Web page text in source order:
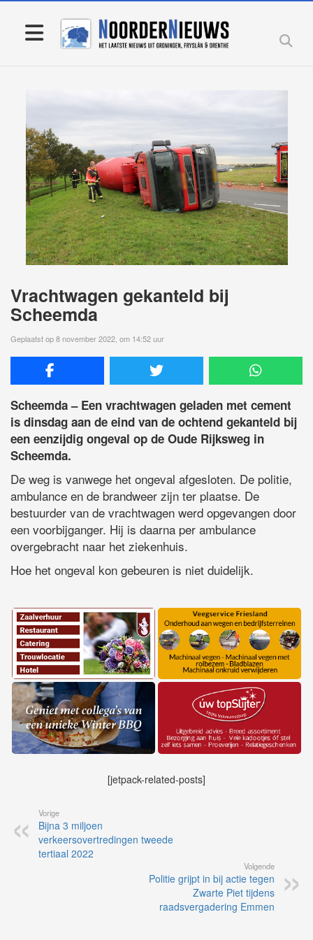
Vrachtwagen gekanteld bij
Scheemda
Geplaatst op 8 november 2022, om 14:52 uur
Scheemda – Een vrachtwagen geladen met cement
is dinsdag aan de eind van de ochtend gekanteld bij
een eenzijdig ongeval op de Oude Rijksweg in
Scheemda.
De weg is vanwege het ongeval afgesloten. De politie,
ambulance en de brandweer zijn ter plaatse. De
bestuurder van de vrachtwagen werd opgevangen door
een voorbijganger. Hij is daarna per ambulance
overgebracht naar het ziekenhuis.
Hoe het ongeval kon gebeuren is niet duidelijk.
[jetpack-related-posts]
Vorige
Bijna 3 miljoen
verkeersovertredingen tweede
tertiaal 2022
Volgende
Politie grijpt in bij actie tegen
Zwarte Piet tijdens
raadsvergadering Emmen